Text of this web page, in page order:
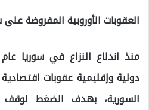
العقوبات الأوروبية المفروضة على
دولية وإقليمية عقوبات
السورية، بهدف الضغط لوقف